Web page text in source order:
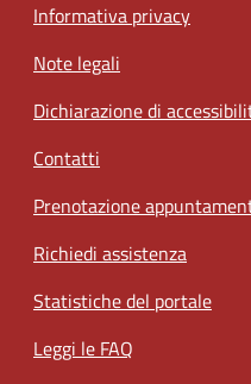
Informativa privacy
Note legali
Dichiarazione di
Contatti
Prenotazione
Richiedi assistenza
Statistiche del portale
Leggi le FAQ